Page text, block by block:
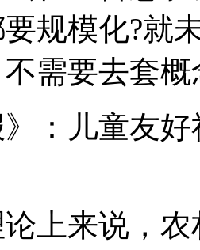
规模化?就
需要去套概
》：儿童友
上来说，